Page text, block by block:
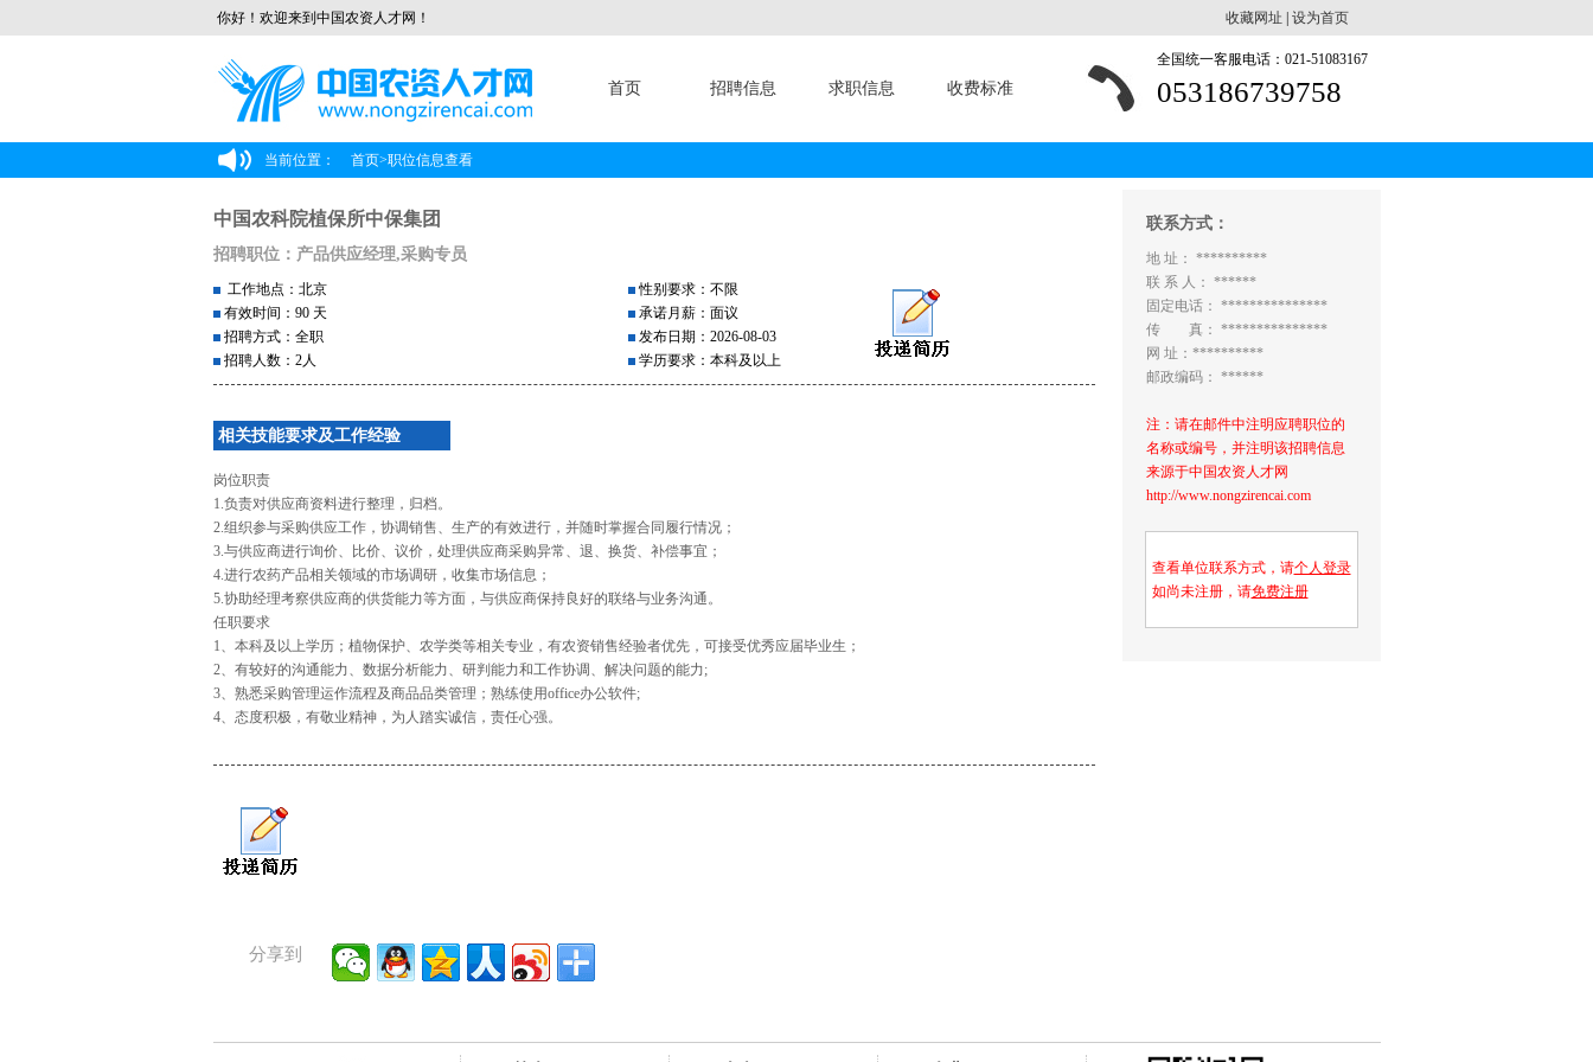
你好！欢迎来到中国农资人才网！ 收藏网址 设为首页
首页 招聘信息 求职信息 收费标准
全国统一客服电话：021-51083167
053186739758
当前位置： 首页>职位信息查看
中国农科院植保所中保集团
招聘职位：产品供应经理,采购专员
工作地点：北京
有效时间：90 天
招聘方式：全职
招聘人数：2人
性别要求：不限
承诺月薪：面议
发布日期：2026-08-03
学历要求：本科及以上
相关技能要求及工作经验
岗位职责
1.负责对供应商资料进行整理，归档。
2.组织参与采购供应工作，协调销售、生产的有效进行，并随时掌握合同履行情况；
3.与供应商进行询价、比价、议价，处理供应商采购异常、退、换货、补偿事宜；
4.进行农药产品相关领域的市场调研，收集市场信息；
5.协助经理考察供应商的供货能力等方面，与供应商保持良好的联络与业务沟通。
任职要求
1、本科及以上学历；植物保护、农学类等相关专业，有农资销售经验者优先，可接受优秀应届毕业生；
2、有较好的沟通能力、数据分析能力、研判能力和工作协调、解决问题的能力;
3、熟悉采购管理运作流程及商品品类管理；熟练使用office办公软件;
4、态度积极，有敬业精神，为人踏实诚信，责任心强。
分享到
联系方式：
地 址： **********
联 系 人： ******
固定电话： ***************
传 真： ***************
网 址：**********
邮政编码： ******
注：请在邮件中注明应聘职位的
名称或编号，并注明该招聘信息
来源于中国农资人才网
http://www.nongzirencai.com
查看单位联系方式，请个人登录
如尚未注册，请免费注册